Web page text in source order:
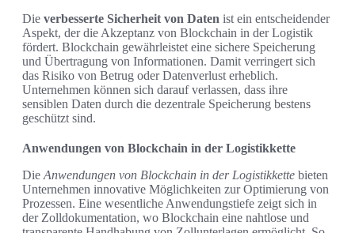
Die verbesserte Sicherheit von Daten ist ein entscheidender
Aspekt, der die Akzeptanz von Blockchain in der Logistik
fördert. Blockchain gewährleistet eine sichere Speicherung
und Übertragung von Informationen. Damit verringert sich
das Risiko von Betrug oder Datenverlust erheblich.
Unternehmen können sich darauf verlassen, dass ihre
sensiblen Daten durch die dezentrale Speicherung bestens
geschützt sind.
Anwendungen von Blockchain in der Logistikkette
Die Anwendungen von Blockchain in der Logistikkette bieten
Unternehmen innovative Möglichkeiten zur Optimierung von
Prozessen. Eine wesentliche Anwendungstiefe zeigt sich in
der Zolldokumentation, wo Blockchain eine nahtlose und